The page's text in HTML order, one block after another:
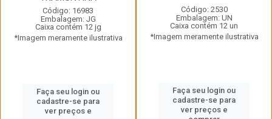
Código: 16983
Embalagem: JG
Caixa contém 12 jg
*Imagem meramente ilustrativa
Faça seu login ou
cadastre-se para
ver preços e
Código: 2530
Embalagem: UN
Caixa contém 12 un
*Imagem meramente ilustrativa
Faça seu login ou
cadastre-se para
ver preços e